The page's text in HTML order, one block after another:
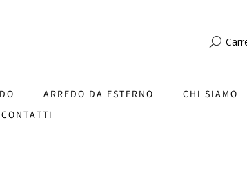
ARREDO DA ESTERNO CHI SIAMO
CONTATTI